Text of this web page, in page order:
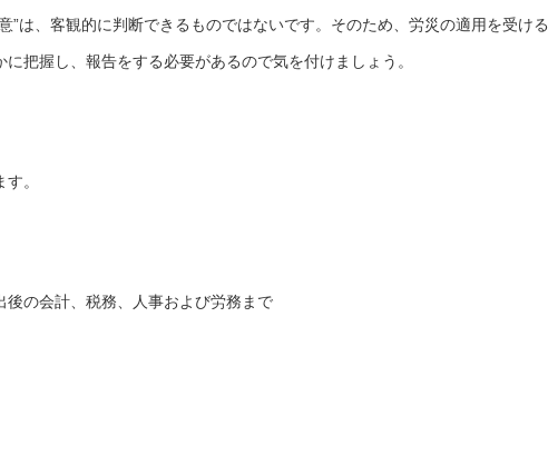
”は、客観的に判断できるものではないです。そのため、労災の適用を受ける
把握し、報告をする必要があるので気を付けましょう。
。
の会計、税務、人事および労務まで